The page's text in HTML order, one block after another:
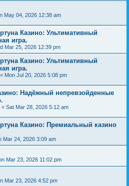
May 04, 2026 12:38 am
Казино: Ультимативный
игра.
Mar 25, 2026 12:39 pm
Казино: Ультимативный
игра.
« Mon Jul 20, 2026 5:08 pm
Надёжный непревзойденные
« Sat Mar 28, 2026 5:12 am
Казино: Премиальный казино
Mar 24, 2026 3:09 am
Mar 23, 2026 11:02 pm
Mar 23, 2026 4:52 pm